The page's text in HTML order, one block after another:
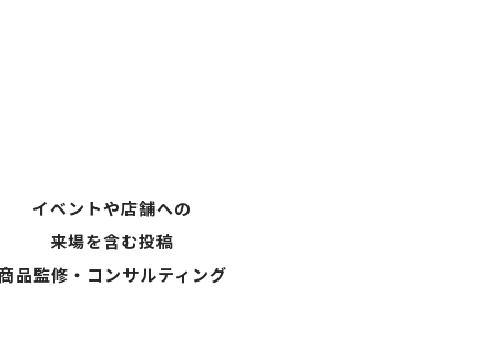
イベントや店舗への
来場を含む投稿
品監修・コンサルティング